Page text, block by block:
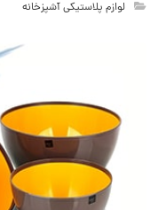
لوازم پلاستیکی آشپزخانه